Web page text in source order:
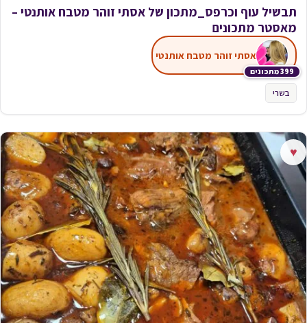
תבשיל עוף וכרפס_מתכון של אסתי זוהר מטבח אותנטי –
מאסטר מתכונים
399 מתכונים
אסתי זוהר מטבח אותנטי
בשרי
♥